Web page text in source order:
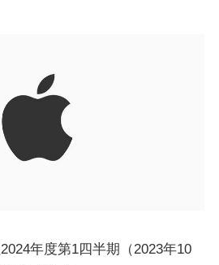
年度第1四半期（2023年10